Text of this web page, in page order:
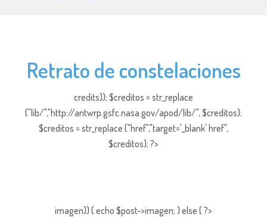
Retrato de constelaciones
credits)); $creditos = str_replace
("lib/","http://antwrp.gsfc.nasa.gov/apod/lib/", $creditos);
$creditos = str_replace ("href","target='_blank' href",
$creditos); ?>
imagen)) { echo $post->imagen; } else { ?>